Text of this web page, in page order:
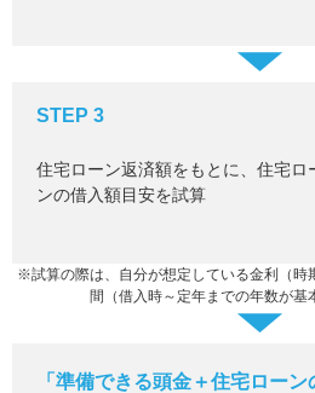
STEP 3
住宅ローン返済額をもとに、住宅ロ
ンの借入額目安を試算
※試算の際は、自分が想定している金利（時
間（借入時～定年までの年数が基
「準備できる頭金＋住宅ロー